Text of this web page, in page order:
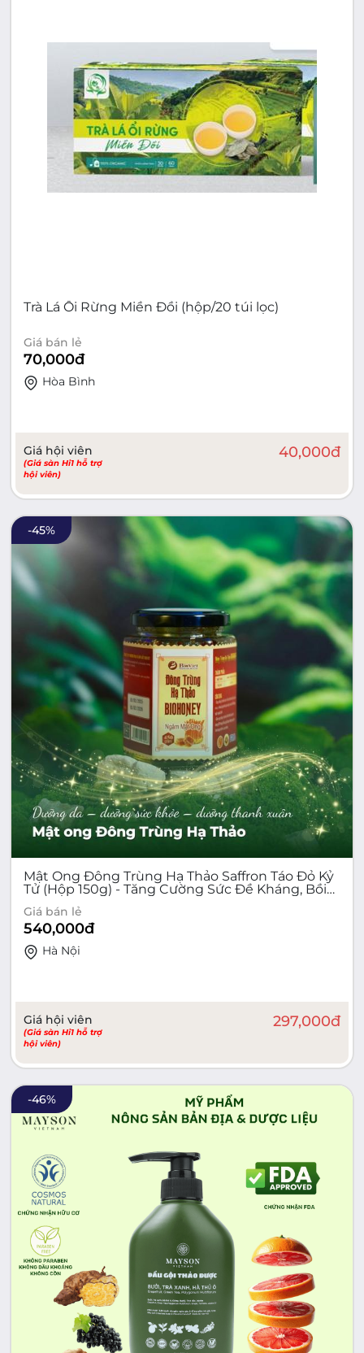
Trà Lá Ổi Rừng Miền Đồi (hộp/20 túi lọc)
Giá bán lẻ
70,000đ
Hòa Bình
Giá hội viên
(Giá sàn Hi1 hỗ trợ
hội viên)
40,000đ
-45%
Mật Ong Đông Trùng Hạ Thảo Saffron Táo Đỏ Kỷ
Tử (Hộp 150g) - Tăng Cường Sức Đề Kháng, Bồi
Giá bán lẻ
540,000đ
Hà Nội
Giá hội viên
(Giá sàn Hi1 hỗ trợ
hội viên)
297,000đ
-46%